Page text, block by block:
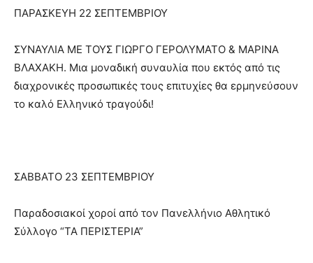
ΠΑΡΑΣΚΕΥΗ 22 ΣΕΠΤΕΜΒΡΙΟΥ
ΣΥΝΑΥΛΙΑ ΜΕ ΤΟΥΣ ΓΙΩΡΓΟ ΓΕΡΟΛΥΜΑΤΟ & ΜΑΡΙΝΑ
ΒΛΑΧΑΚΗ. Μια μοναδική συναυλία που εκτός από τις
διαχρονικές προσωπικές τους επιτυχίες θα ερμηνεύσουν
το καλό Ελληνικό τραγούδι!
ΣΑΒΒΑΤΟ 23 ΣΕΠΤΕΜΒΡΙΟΥ
Παραδοσιακοί χοροί από τον Πανελλήνιο Αθλητικό
Σύλλογο “ΤΑ ΠΕΡΙΣΤΕΡΙΑ”